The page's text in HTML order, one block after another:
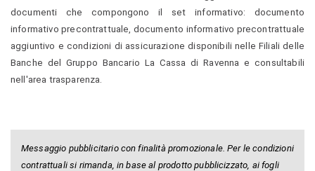
documenti che compongono il set informativo: documento
informativo precontrattuale, documento informativo precontrattuale
aggiuntivo e condizioni di assicurazione disponibili nelle Filiali delle
Banche del Gruppo Bancario La Cassa di Ravenna e consultabili
nell'area trasparenza.
Messaggio pubblicitario con finalità promozionale. Per le condizioni
contrattuali si rimanda, in base al prodotto pubblicizzato, ai fogli